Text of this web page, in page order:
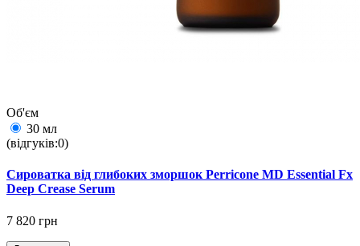
Об'єм
30 мл
(відгуків:0)
Сироватка від глибоких зморшок Perricone MD Essential Fx
Deep Crease Serum
7 820 грн